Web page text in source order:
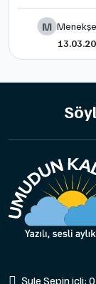
M
Şule Sepin içli: